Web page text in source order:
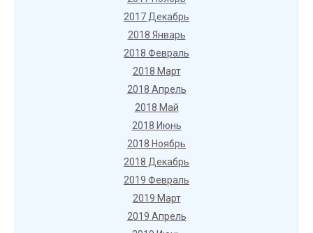
2017 Декабрь
2018 Январь
2018 Февраль
2018 Март
2018 Апрель
2018 Май
2018 Июнь
2018 Ноябрь
2018 Декабрь
2019 Февраль
2019 Март
2019 Апрель